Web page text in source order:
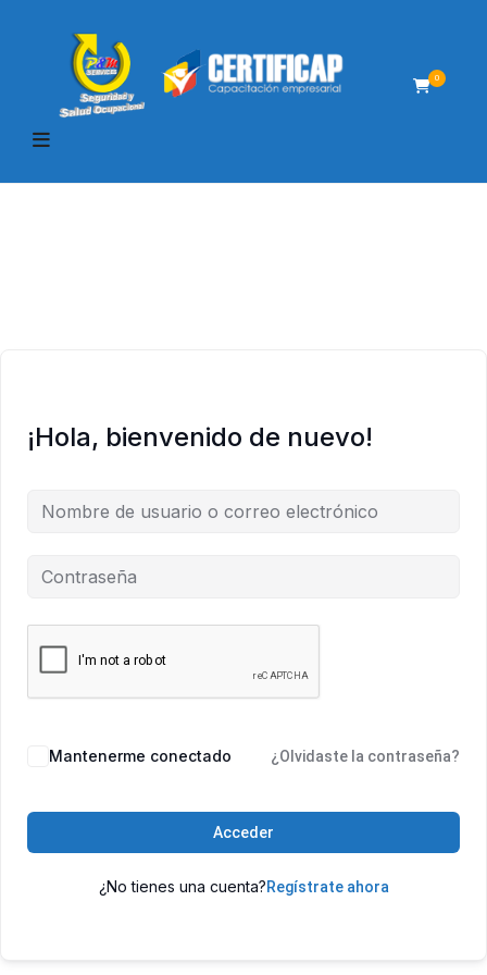
0
¡Hola, bienvenido de nuevo!
Mantenerme conectado ¿Olvidaste la contraseña?
Acceder
¿No tienes una cuenta?Regístrate ahora